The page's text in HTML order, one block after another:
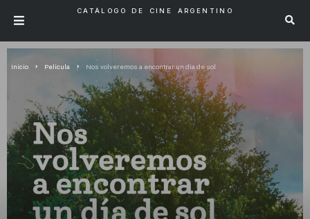
CATÁLOGO DE CINE ARGENTINO
Inicio Pelicula Nos volveremos a encontrar un dia de sol